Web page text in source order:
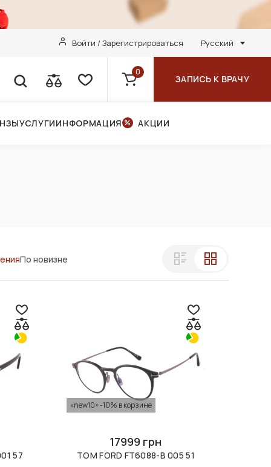
Войти / Зарегистрироваться Русский
0
ЗАПИСЬ К ВРАЧУ
УСЛУГИИНФОРМАЦИЯ АКЦИИ
По новизне
57
«new10» -10% в корзине
17999 грн
TOM FORD FT6088-B 005 51